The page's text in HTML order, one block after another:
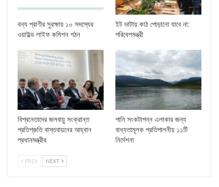
বন্য প্রাণীর সুরক্ষায় ১০ সদস্যের
ওয়াইল্ড লাইফ কমিশন গঠন
ইট ভাটায় কাঠ পোড়ানো যাবে না:
পরিবেশমন্ত্রী
বিশ্বনেতাদের জলবায়ু সংক্রান্ত
প্রতিশ্রুতি বাস্তবায়নের আহ্বান
প্রধানমন্ত্রীর
পানি সংকটাপন্ন এলাকার জন্য
বাধ্যতামূলক প্রতিপালনীয় ১১টি
নির্দেশনা
PREV NEXT